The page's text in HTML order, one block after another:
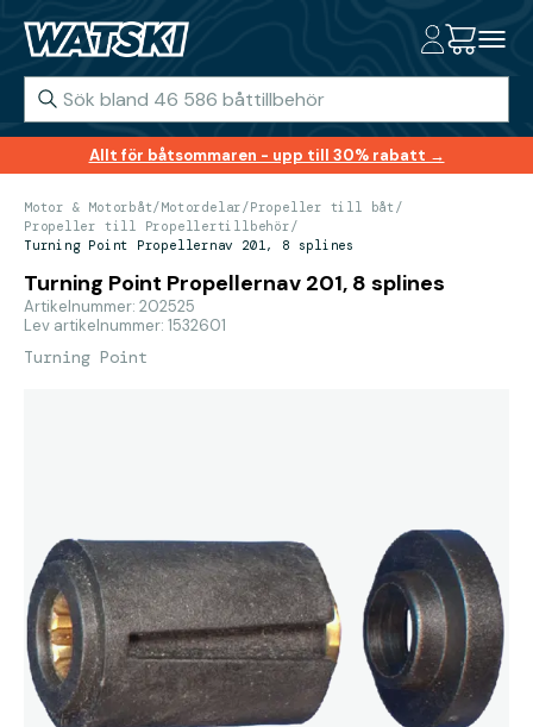
Allt för båtsommaren - upp till 30% rabatt →
Motor & Motorbåt/Motordelar/Propeller till båt /
Propeller till Propellertillbehör/
Turning Point Propellernav 201, 8 splines
Turning Point Propellernav 201, 8 splines
Artikelnummer: 202525
Lev artikelnummer: 1532601
Turning Point